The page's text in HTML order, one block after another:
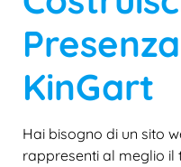
KinGart
Hai bisogno di un sito
rappresenti al meglio il